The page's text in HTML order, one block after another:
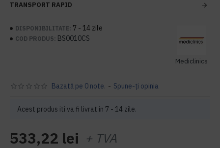
TRANSPORT RAPID
DISPONIBILITATE: 7 - 14 zile
COD PRODUS: BS0010CS
Mediclinics
Acest produs iti va fi livrat in 7 - 14 zile.
Bazată pe 0 note. - Spune-ţi opinia
533,22 lei + TVA